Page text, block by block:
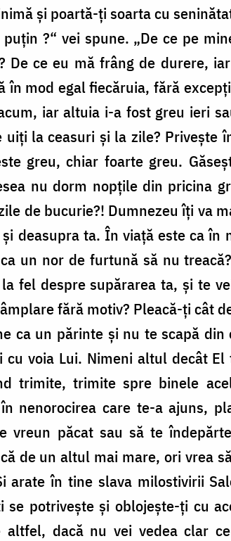
și poartă-ți soarta cu
?“ vei spune. „De ce pe
ce eu mă frâng de durere,
mod egal fiecăruia, fără
iar altuia i-a fost greu ieri
la ceasuri și la zile? Privește
greu, chiar foarte greu.
nu dorm nopțile din pricina
de bucurie?! Dumnezeu îți va
deasupra ta. În viață este ca în
un nor de furtună să nu
fel despre supărarea ta, și te
fără motiv? Pleacă-ți cât
ca un părinte și nu te scapă din
voia Lui. Nimeni altul decât
trimite, trimite spre binele
nenorocirea care te-a ajuns,
vreun păcat sau să te
de un altul mai mare, ori vrea
în tine slava milostivirii
potrivește și oblojește-ți cu
dacă nu vei vedea clar